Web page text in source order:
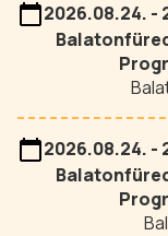
2026.08.24. -
2026.08.24. -